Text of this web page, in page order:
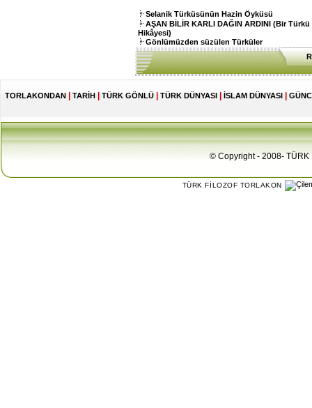
Selanik Türküsünün Hazin Öyküsü
AŞAN BİLİR KARLI DAĞIN ARDINI (Bir Türkü
Hikâyesi)
Gönlümüzden süzülen Türküler
TORLAKONDAN TARİH TÜRK GÖNLÜ TÜRK DÜNYASI İSLAM DÜNYASI
© Copyright - 2008- TÜRK
TÜRK FİLOZOF TORLAKON